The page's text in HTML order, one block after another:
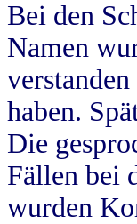
Bei den
Namen
haben.
Die
Fällen bei
wurden